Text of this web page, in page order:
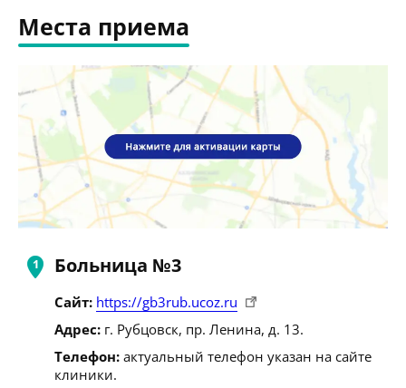
Места приема
Больница №3
Сайт: https://gb3rub.ucoz.ru
Адрес: г. Рубцовск, пр. Ленина, д. 13.
Телефон: актуальный телефон указан на сайте
клиники.